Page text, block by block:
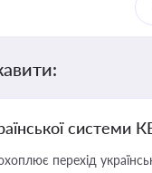
системи
перехід